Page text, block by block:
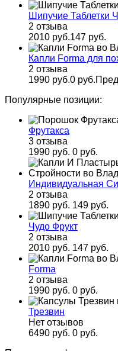
Шипучие Таблетки
2 отзыва
2010 руб.147 руб.
Капли Forma для
2 отзыва
1990 руб.0 руб.
Популярные позиции:
Фрутакса
3 отзыва
1990 руб. 0 руб.
Индивидуальная
2 отзыва
1890 руб. 149 руб.
Чудо Фрукт
2 отзыва
2010 руб. 147 руб.
Forma
2 отзыва
1990 руб. 0 руб.
Трезвин
Нет отзывов
6490 руб. 0 руб.